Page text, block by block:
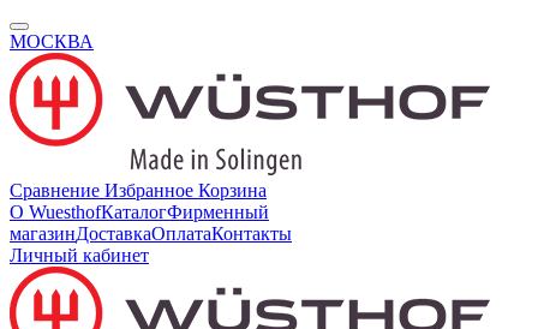
МОСКВА
Сравнение Избранное Корзина
О WuesthofКаталогФирменный
магазинДоставкаОплатаКонтакты
Личный кабинет